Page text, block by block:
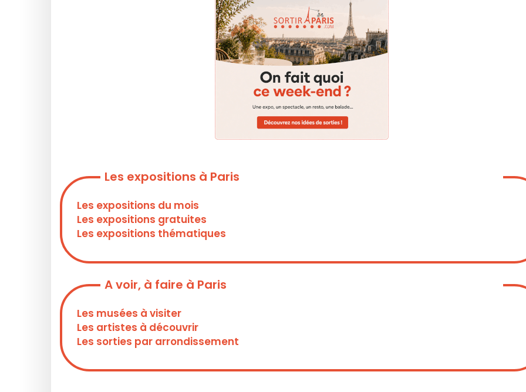
Les expositions à Paris
Les expositions du mois
Les expositions gratuites
Les expositions thématiques
A voir, à faire à Paris
Les musées à visiter
Les artistes à découvrir
Les sorties par arrondissement